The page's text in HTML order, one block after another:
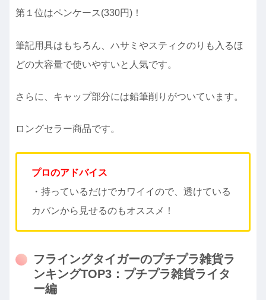
第１位はペンケース(330円)！
筆記用具はもちろん、ハサミやスティクのりも入るほ
どの大容量で使いやすいと人気です。
さらに、キャップ部分には鉛筆削りがついています。
ロングセラー商品です。
プロのアドバイス
・持っているだけでカワイイので、透けている
カバンから見せるのもオススメ！
フライングタイガーのプチプラ雑貨ラ
ンキングTOP3：プチプラ雑貨ライタ
ー編